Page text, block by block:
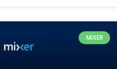
MIXER